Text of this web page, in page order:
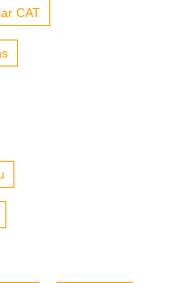
CAT